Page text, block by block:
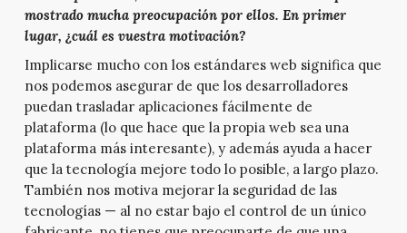
mostrado mucha preocupación por ellos. En primer
lugar, ¿cuál es vuestra motivación?
Implicarse mucho con los estándares web significa que
nos podemos asegurar de que los desarrolladores
puedan trasladar aplicaciones fácilmente de
plataforma (lo que hace que la propia web sea una
plataforma más interesante), y además ayuda a hacer
que la tecnología mejore todo lo posible, a largo plazo.
También nos motiva mejorar la seguridad de las
tecnologías — al no estar bajo el control de un único